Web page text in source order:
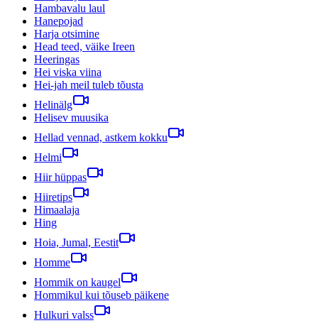
Hambavalu laul
Hanepojad
Harja otsimine
Head teed, väike Ireen
Heeringas
Hei viska viina
Hei-jah meil tuleb tõusta
Helinälg
Helisev muusika
Hellad vennad, astkem kokku
Helmi
Hiir hüppas
Hiiretips
Himaalaja
Hing
Hoia, Jumal, Eestit
Homme
Hommik on kaugel
Hommikul kui tõuseb päikene
Hulkuri valss